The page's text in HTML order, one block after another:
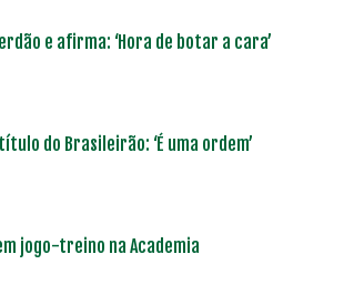
e afirma: ‘Hora de botar a cara’
do Brasileirão: ‘É uma ordem’
jogo-treino na Academia